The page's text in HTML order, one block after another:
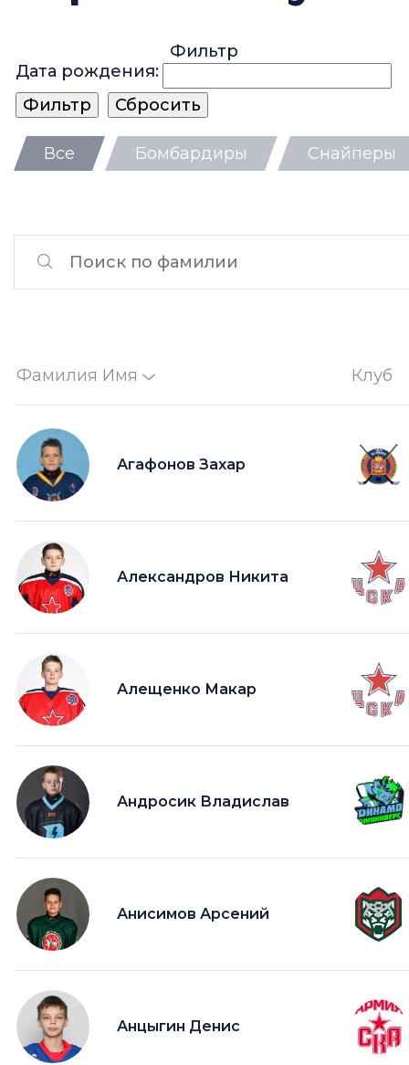
Фильтр
Дата рождения:
Все Бомбардиры Снайперы
Фамилия Имя Клуб
Агафонов Захар
Александров Никита
Алещенко Макар
Андросик Владислав
Анисимов Арсений
Анцыгин Денис